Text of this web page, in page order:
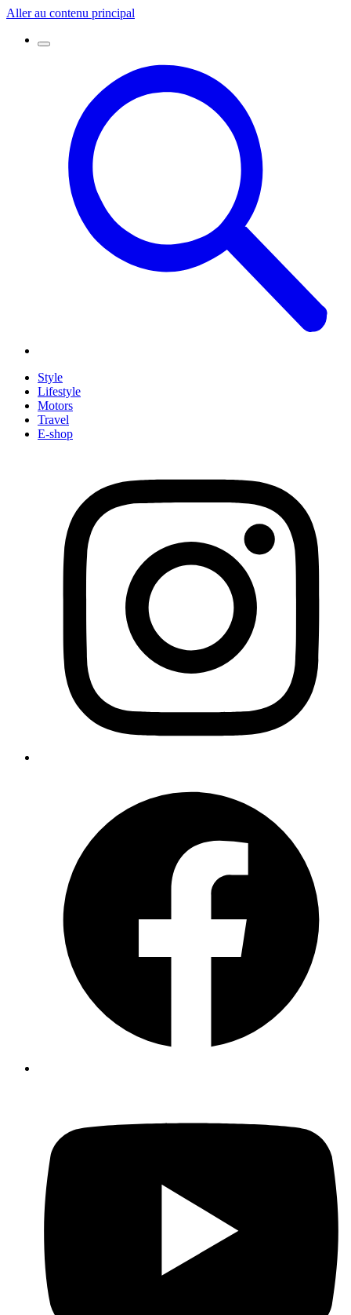
Aller au contenu principal
Style
Lifestyle
Motors
Travel
E-shop